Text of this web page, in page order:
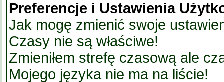
Preferencje i Ustawienia
Jak mogę zmienić swoje
Czasy nie są właściwe!
Zmieniłem strefę czasową ale
Mojego języka nie ma na liście!